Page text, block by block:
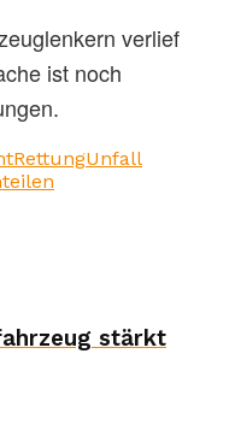
verlief
ist noch
RettungUnfall
teilen
stärkt